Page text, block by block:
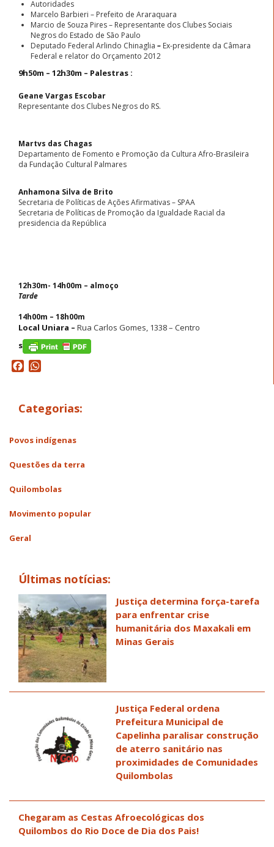
Autoridades
Marcelo Barbieri – Prefeito de Araraquara
Marcio de Souza Pires – Representante dos Clubes Sociais
Negros do Estado de São Paulo
Deputado Federal Arlindo Chinaglia – Ex-presidente da Câmara
Federal e relator do Orçamento 2012
9h50m – 12h30m – Palestras :
Geane Vargas Escobar
Representante dos Clubes Negros do RS.
Martvs das Chagas
Departamento de Fomento e Promoção da Cultura Afro-Brasileira
da Fundação Cultural Palmares
Anhamona Silva de Brito
Secretaria de Políticas de Ações Afirmativas – SPAA
Secretaria de Políticas de Promoção da Igualdade Racial da
presidencia da República
12h30m- 14h00m – almoço
Tarde
14h00m – 18h00m
Local Uniara – Rua Carlos Gomes, 1338 – Centro
s
Facebook
Categorias:
Povos indígenas
Questões da terra
Quilombolas
Movimento popular
Geral
Últimas notícias:
Justiça determina força-tarefa
para enfrentar crise
humanitária dos Maxakali em
Minas Gerais
Justiça Federal ordena
Prefeitura Municipal de
Capelinha paralisar construção
de aterro sanitário nas
proximidades de Comunidades
Quilombolas
Chegaram as Cestas Afroecológicas dos
Quilombos do Rio Doce de Dia dos Pais!